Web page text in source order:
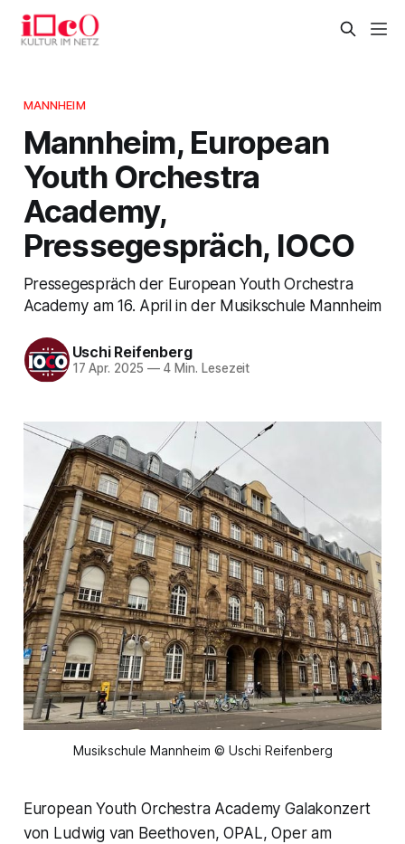
MANNHEIM
Mannheim, European
Youth Orchestra
Academy,
Pressegespräch, IOCO
Pressegespräch der European Youth Orchestra
Academy am 16. April in der Musikschule Mannheim
Uschi Reifenberg
17 Apr. 2025 —4 Min. Lesezeit
Musikschule Mannheim © Uschi Reifenberg
European Youth Orchestra Academy Galakonzert
von Ludwig van Beethoven, OPAL, Oper am